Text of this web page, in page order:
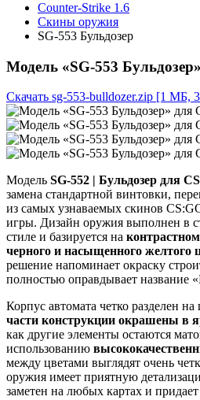
Counter-Strike 1.6
Скины оружия
SG-553 Бульдозер
Модель «SG-553
Скачать sg-553-bulldozer.zip [1 МБ, 3
Модель SG-552 | Бульдозер для
замена стандартной винтовки,
из самых узнаваемых скинов
игры. Дизайн оружия выполнен в
стиле и базируется на
черного и насыщенного желтого
решение напоминает окраску
полностью оправдывает название
Корпус автомата четко разделен
части конструкции окрашены в
как другие элементы остаются
использованию
между цветами выглядят очень
оружия имеет приятную
заметен на любых картах и придает